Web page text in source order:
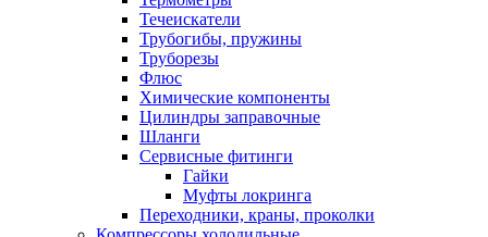
Течеискатели
Трубогибы, пружины
Труборезы
Флюс
Химические компоненты
Цилиндры заправочные
Шланги
Сервисные фитинги
Гайки
Муфты локринга
Переходники, краны, проколки